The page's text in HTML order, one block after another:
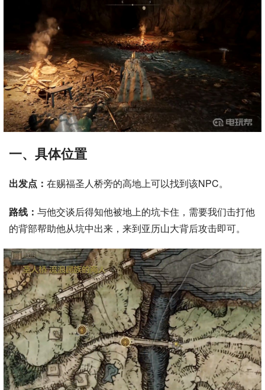
一、具体位置
出发点： 在赐福圣人桥旁的高地上可以找到该NPC。
路线： 与他交谈后得知他被地上的坑卡住，需要我们击打他
的背部帮助他从坑中出来，来到亚历山大背后攻击即可。